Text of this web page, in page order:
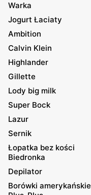
Warka
Jogurt Łaciaty
Ambition
Calvin Klein
Highlander
Gillette
Lody big milk
Super Bock
Lazur
Sernik
Łopatka bez kości
Biedronka
Depilator
Borówki amerykańskie